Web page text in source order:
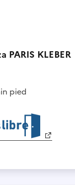
PARIS KLEBER
pied